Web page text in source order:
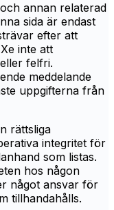
annan relaterad
sida är endast
efter att
inte att
felfri.
meddelande
uppgifterna från
rättsliga
integritet för
som listas.
hos någon
något ansvar för
tillhandahålls.